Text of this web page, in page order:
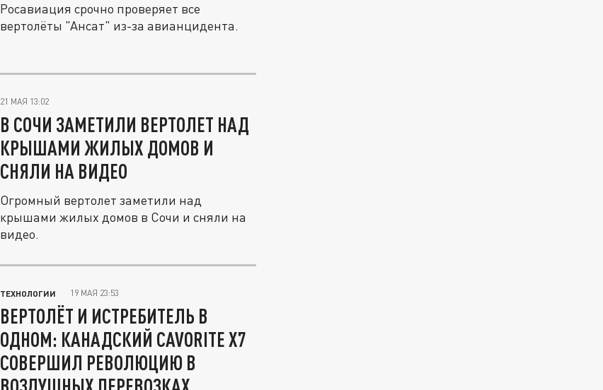
Росавиация срочно проверяет все
вертолёты "Ансат" из-за авианцидента.
21 МАЯ 13:02
В СОЧИ ЗАМЕТИЛИ ВЕРТОЛЕТ НАД
КРЫШАМИ ЖИЛЫХ ДОМОВ И
СНЯЛИ НА ВИДЕО
Огромный вертолет заметили над
крышами жилых домов в Сочи и сняли на
видео.
ТЕХНОЛОГИИ 19 МАЯ 23:53
ВЕРТОЛЁТ И ИСТРЕБИТЕЛЬ В
ОДНОМ: КАНАДСКИЙ CAVORITE X7
СОВЕРШИЛ РЕВОЛЮЦИЮ В